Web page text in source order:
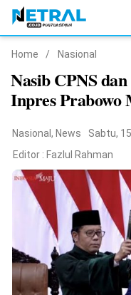
Nasional
Pemerintahan
Politik
Hukrim
Pendidikan
Peristiwa
Olahraga
Home / Nasional
Nasib CPNS
Inpres Prabowo
Nasional , News
Sabtu,
Editor : Fazlul Rahman